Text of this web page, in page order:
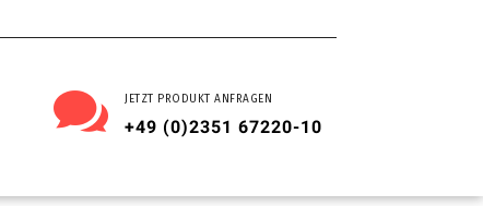
 JETZT PRODUKT ANFRAGEN
+49 (0)2351 67220-10